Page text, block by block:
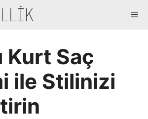
Kurt Saç
ile Stilinizi